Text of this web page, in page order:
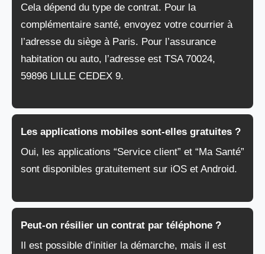
Cela dépend du type de contrat. Pour la
complémentaire santé, envoyez votre courrier à
l’adresse du siège à Paris. Pour l’assurance
habitation ou auto, l’adresse est TSA 70024,
59896 LILLE CEDEX 9.
Les applications mobiles sont-elles gratuites ?
Oui, les applications “Service client” et “Ma Santé”
sont disponibles gratuitement sur iOS et Android.
Peut-on résilier un contrat par téléphone ?
Il est possible d’initier la démarche, mais il est